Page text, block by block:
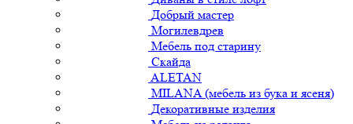
Добрый мастер
Могилевдрев
Мебель под старину
Скайда
ALETAN
MILANA (мебель из бука и ясеня)
Декоративные изделия